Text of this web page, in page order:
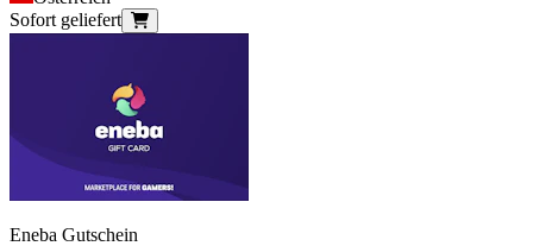
Sofort geliefert
Eneba Gutschein